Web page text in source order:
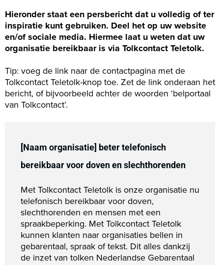
Hieronder staat een persbericht dat u volledig of ter
inspiratie kunt gebruiken. Deel het op uw website
en/of sociale media. Hiermee laat u weten dat uw
organisatie bereikbaar is via Tolkcontact Teletolk.
Tip: voeg de link naar de contactpagina met de
Tolkcontact Teletolk-knop toe. Zet de link onderaan het
bericht, of bijvoorbeeld achter de woorden ‘belportaal
van Tolkcontact’.
[Naam organisatie] beter telefonisch
bereikbaar voor doven en slechthorenden
Met Tolkcontact Teletolk is onze organisatie nu
telefonisch bereikbaar voor doven,
slechthorenden en mensen met een
spraakbeperking. Met Tolkcontact Teletolk
kunnen klanten naar organisaties bellen in
gebarentaal, spraak of tekst. Dit alles dankzij
de inzet van tolken Nederlandse Gebarentaal